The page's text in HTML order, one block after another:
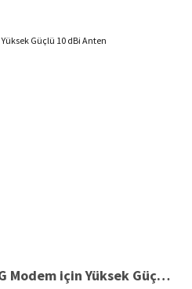
Vodafone SuperBox 4G Modem için Yüksek Güçlü 10 dBi Anten